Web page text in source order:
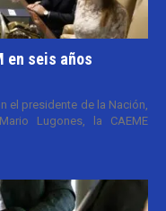
en seis años
el presidente de la Nación,
Lugones, la CAEME